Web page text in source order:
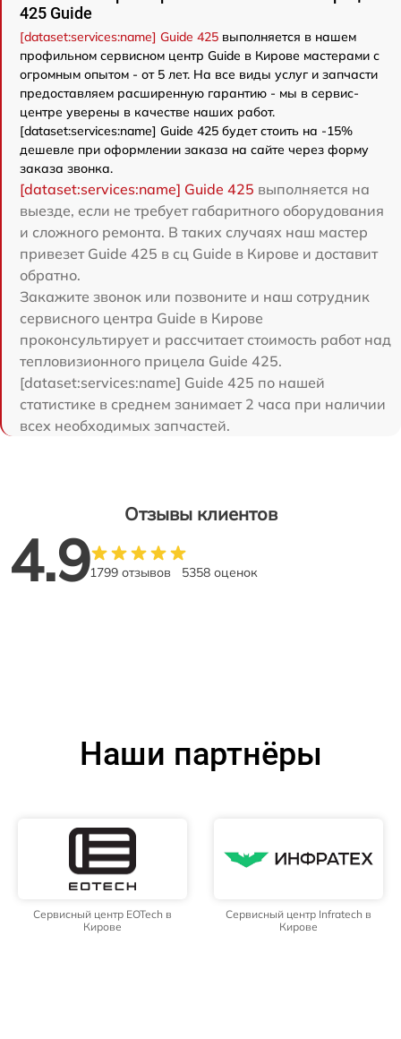
425 Guide
[dataset:services:name] Guide 425 выполняется в нашем
профильном сервисном центр Guide в Кирове мастерами с
огромным опытом - от 5 лет. На все виды услуг и запчасти
предоставляем расширенную гарантию - мы в сервис-
центре уверены в качестве наших работ.
[dataset:services:name] Guide 425 будет стоить на -15%
дешевле при оформлении заказа на сайте через форму
заказа звонка.
[dataset:services:name] Guide 425 выполняется на
выезде, если не требует габаритного оборудования
и сложного ремонта. В таких случаях наш мастер
привезет Guide 425 в сц Guide в Кирове и доставит
обратно.
Закажите звонок или позвоните и наш сотрудник
сервисного центра Guide в Кирове
проконсультирует и рассчитает стоимость работ над
тепловизионного прицела Guide 425.
[dataset:services:name] Guide 425 по нашей
статистике в среднем занимает 2 часа при наличии
всех необходимых запчастей.
Отзывы клиентов
4.91799 отзывов 5358 оценок
Наши партнёры
Сервисный центр EOTech в
Кирове
Сервисный центр Infratech в
Кирове